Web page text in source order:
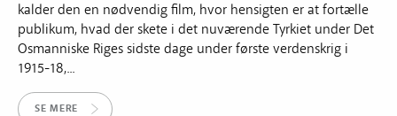
kalder den en nødvendig film, hvor hensigten er at fortælle
publikum, hvad der skete i det nuværende Tyrkiet under Det
Osmanniske Riges sidste dage under første verdenskrig i
1915-18,...
SE MERE